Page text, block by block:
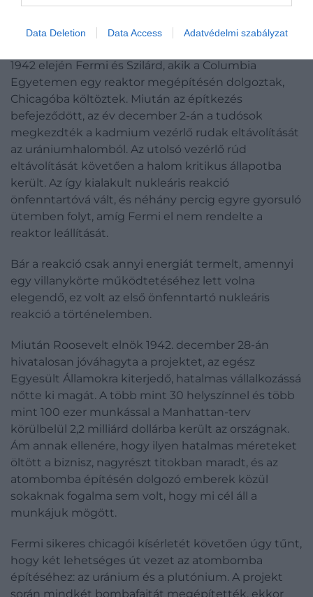
Data Deletion Data Access Adatvédelmi szabályzat
elsődleges központja az új-mexikói Los Alamos lett.
1942 elején Fermi és Szilárd, akik a Columbia
Egyetemen egy reaktor megépítésén dolgoztak,
Chicagóba költöztek. Miután az építkezés
befejeződött, az év december 2-án a tudósok
megkezdték a kadmium vezérlő rudak eltávolítását
az urániumhalomból. Az utolsó vezérlő rúd
eltávolítását követően a halom kritikus állapotba
került. Az így kialakult nukleáris reakció
önfenntartóvá vált, és néhány percig egyre gyorsuló
ütemben folyt, amíg Fermi el nem rendelte a
reaktor leállítását.
Bár a reakció csak annyi energiát termelt, amennyi
egy villanykörte működtetéséhez lett volna
elegendő, ez volt az első önfenntartó nukleáris
reakció a történelemben.
Miután Roosevelt elnök 1942. december 28-án
hivatalosan jóváhagyta a projektet, az egész
Egyesült Államokra kiterjedő, hatalmas vállalkozássá
nőtte ki magát. A több mint 30 helyszínnel és több
mint 100 ezer munkással a Manhattan-terv
körülbelül 2,2 milliárd dollárba került az országnak.
Ám annak ellenére, hogy ilyen hatalmas méreteket
öltött a biznisz, nagyrészt titokban maradt, és az
atombomba építésén dolgozó emberek közül
sokaknak fogalma sem volt, hogy mi cél áll a
munkájuk mögött.
Fermi sikeres chicagói kísérletét követően úgy tűnt,
hogy két lehetséges út vezet az atombomba
építéséhez: az uránium és a plutónium. A projekt
során mindkét bombafajtát megépítették, ekkor